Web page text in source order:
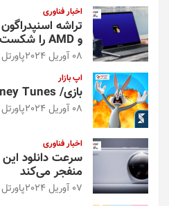
اخبار فناوری
و AMD را شکست داد
08 آوریل 2024 پاورتل
اپ بازار
بازی/ Looney Tunes؛ شهری بزرگ بسازید
08 آوریل 2024 پاورتل
اخبار فناوری
سرعت دانلود
منفجر می‌کند
07 آوریل 2024 پاورتل